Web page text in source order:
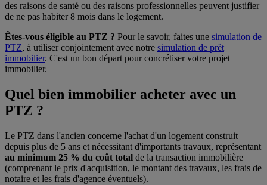
des raisons de santé ou des raisons professionnelles peuvent justifier
de ne pas habiter 8 mois dans le logement.
Êtes-vous éligible au PTZ ? Pour le savoir, faites une simulation de
PTZ, à utiliser conjointement avec notre simulation de prêt
immobilier. C'est un bon départ pour concrétiser votre projet
immobilier.
Quel bien immobilier acheter avec un
PTZ ?
Le PTZ dans l'ancien concerne l'achat d'un logement construit
depuis plus de 5 ans et nécessitant d'importants travaux, représentant
au minimum 25 % du coût total de la transaction immobilière
(comprenant le prix d'acquisition, le montant des travaux, les frais de
notaire et les frais d'agence éventuels).